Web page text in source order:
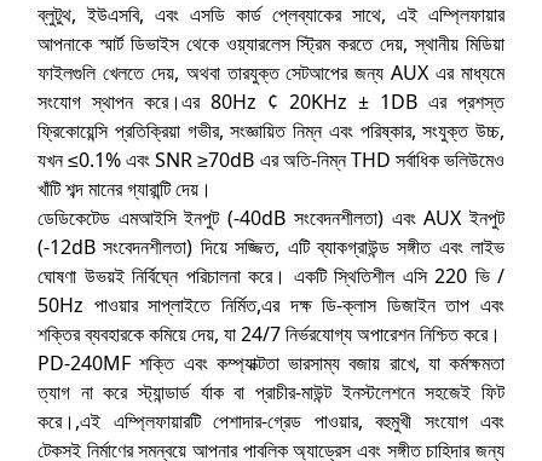
ব্লুটুথ, ইউএসবি, এবং এসডি কার্ড প্লেব্যাকের সাথে, এই এম্প্লিফায়ার
আপনাকে স্মার্ট ডিভাইস থেকে ওয়্যারলেস স্ট্রিম করতে দেয়, স্থানীয় মিডিয়া
ফাইলগুলি খেলতে দেয়, অথবা তারযুক্ত সেটআপের জন্য AUX এর মাধ্যমে
সংযোগ স্থাপন করে।এর 80Hz ¢ 20KHz ± 1DB এর প্রশস্ত
ফ্রিকোয়েন্সি প্রতিক্রিয়া গভীর, সংজ্ঞায়িত নিম্ন এবং পরিষ্কার, সংযুক্ত উচ্চ,
যখন ≤0.1% এবং SNR ≥70dB এর অতি-নিম্ন THD সর্বাধিক ভলিউমেও
খাঁটি শব্দ মানের গ্যারান্টি দেয়।
ডেডিকেটেড এমআইসি ইনপুট (-40dB সংবেদনশীলতা) এবং AUX ইনপুট
(-12dB সংবেদনশীলতা) দিয়ে সজ্জিত, এটি ব্যাকগ্রাউন্ড সঙ্গীত এবং লাইভ
ঘোষণা উভয়ই নির্বিঘ্নে পরিচালনা করে। একটি স্থিতিশীল এসি 220 ভি /
50Hz পাওয়ার সাপ্লাইতে নির্মিত,এর দক্ষ ডি-ক্লাস ডিজাইন তাপ এবং
শক্তির ব্যবহারকে কমিয়ে দেয়, যা 24/7 নির্ভরযোগ্য অপারেশন নিশ্চিত করে।
PD-240MF শক্তি এবং কম্প্যাক্টতা ভারসাম্য বজায় রাখে, যা কর্মক্ষমতা
ত্যাগ না করে স্ট্যান্ডার্ড র্যাক বা প্রাচীর-মাউন্ট ইনস্টলেশনে সহজেই ফিট
করে।,এই এম্প্লিফায়ারটি পেশাদার-গ্রেড পাওয়ার, বহুমুখী সংযোগ এবং
টেকসই নির্মাণের সমন্বয়ে আপনার পাবলিক অ্যাড্রেস এবং সঙ্গীত চাহিদার জন্য